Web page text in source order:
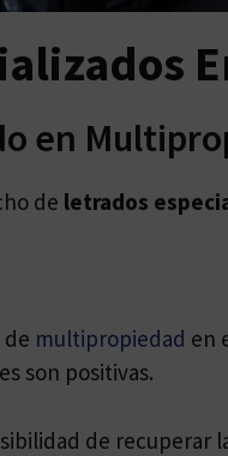
en
de letrados
de multipropiedad en
son positivas.
de recuperar